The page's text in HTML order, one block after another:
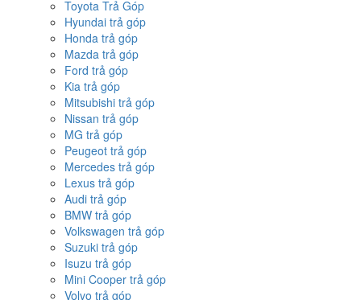
Toyota Trả Góp
Hyundai trả góp
Honda trả góp
Mazda trả góp
Ford trả góp
Kia trả góp
Mitsubishi trả góp
Nissan trả góp
MG trả góp
Peugeot trả góp
Mercedes trả góp
Lexus trả góp
Audi trả góp
BMW trả góp
Volkswagen trả góp
Suzuki trả góp
Isuzu trả góp
Mini Cooper trả góp
Volvo trả góp